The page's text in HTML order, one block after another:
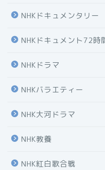
NHKドキュメンタリー
NHKドキュメント72時
NHKドラマ
NHKバラエティー
NHK大河ドラマ
NHK教養
NHK紅白歌合戦